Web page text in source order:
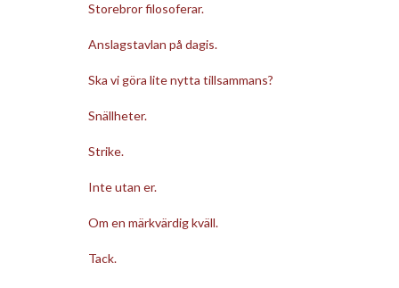
Storebror filosoferar.
Anslagstavlan på dagis.
Ska vi göra lite nytta tillsammans?
Snällheter.
Strike.
Inte utan er.
Om en märkvärdig kväll.
Tack.